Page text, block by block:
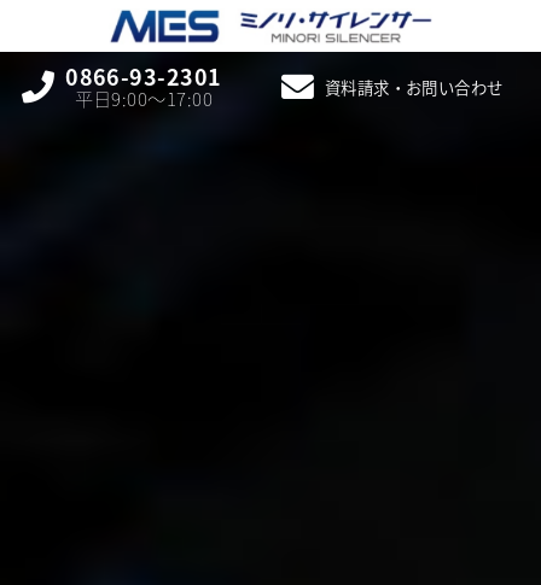
0866-93-2301
平日9:00〜17:00 資料請求・お問い合わせ